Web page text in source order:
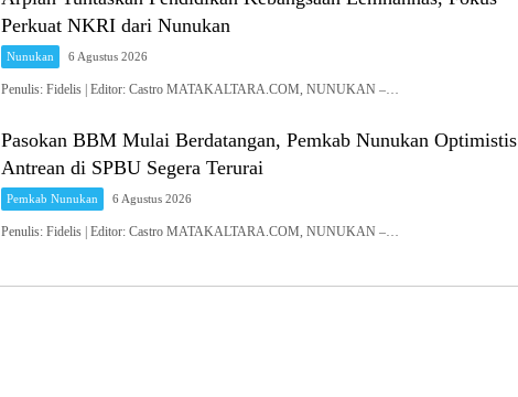
Perkuat NKRI dari Nunukan
Nunukan 6 Agustus 2026
Penulis: Fidelis | Editor: Castro MATAKALTARA.COM, NUNUKAN –…
Pasokan BBM Mulai Berdatangan, Pemkab Nunukan Optimistis
Antrean di SPBU Segera Terurai
Pemkab Nunukan 6 Agustus 2026
Penulis: Fidelis | Editor: Castro MATAKALTARA.COM, NUNUKAN –…